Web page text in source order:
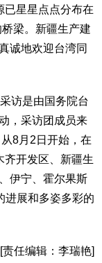
已星星点点分布在
梁。新疆生产建
诚地欢迎台湾同
访是由国务院台
，采访团成员来
8月2日开始，在
齐开发区、新疆生
伊宁、霍尔果斯
进展和多姿多彩的
[责任编辑：李瑞艳]